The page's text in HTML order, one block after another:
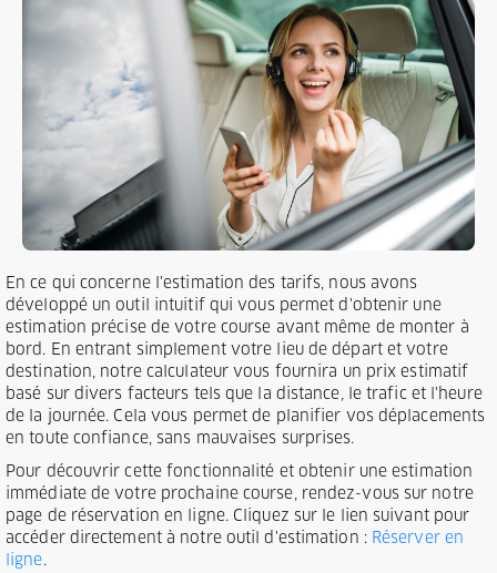
En ce qui concerne l'estimation des tarifs, nous avons
développé un outil intuitif qui vous permet d'obtenir une
estimation précise de votre course avant même de monter à
bord. En entrant simplement votre lieu de départ et votre
destination, notre calculateur vous fournira un prix estimatif
basé sur divers facteurs tels que la distance, le trafic et l'heure
de la journée. Cela vous permet de planifier vos déplacements
en toute confiance, sans mauvaises surprises.
Pour découvrir cette fonctionnalité et obtenir une estimation
immédiate de votre prochaine course, rendez-vous sur notre
page de réservation en ligne. Cliquez sur le lien suivant pour
accéder directement à notre outil d'estimation : Réserver en
ligne.